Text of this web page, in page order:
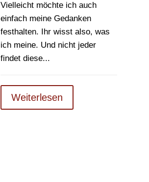
Vielleicht möchte ich auch
einfach meine Gedanken
festhalten. Ihr wisst also, was
ich meine. Und nicht jeder
findet diese...
Weiterlesen